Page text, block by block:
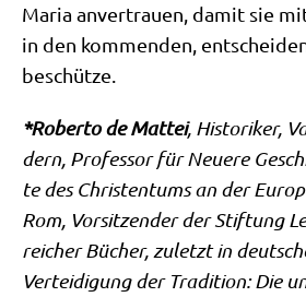
Maria anver­trau­en, damit sie
in den kom­men­den,
beschütze.
*Rober­to de Mat­tei, Histo­ri­ker,
dern, Pro­fes­sor für Neue­re
te des Chri­sten­tums an der
Rom, Vor­sit­zen­der der Stif­tung
rei­cher Bücher, zuletzt in
Ver­tei­di­gung der Tra­di­ti­on: Die